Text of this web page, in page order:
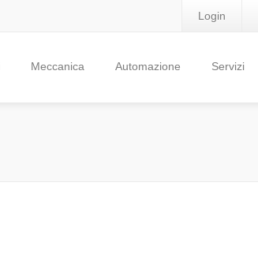
Login
Meccanica Automazione Servizi